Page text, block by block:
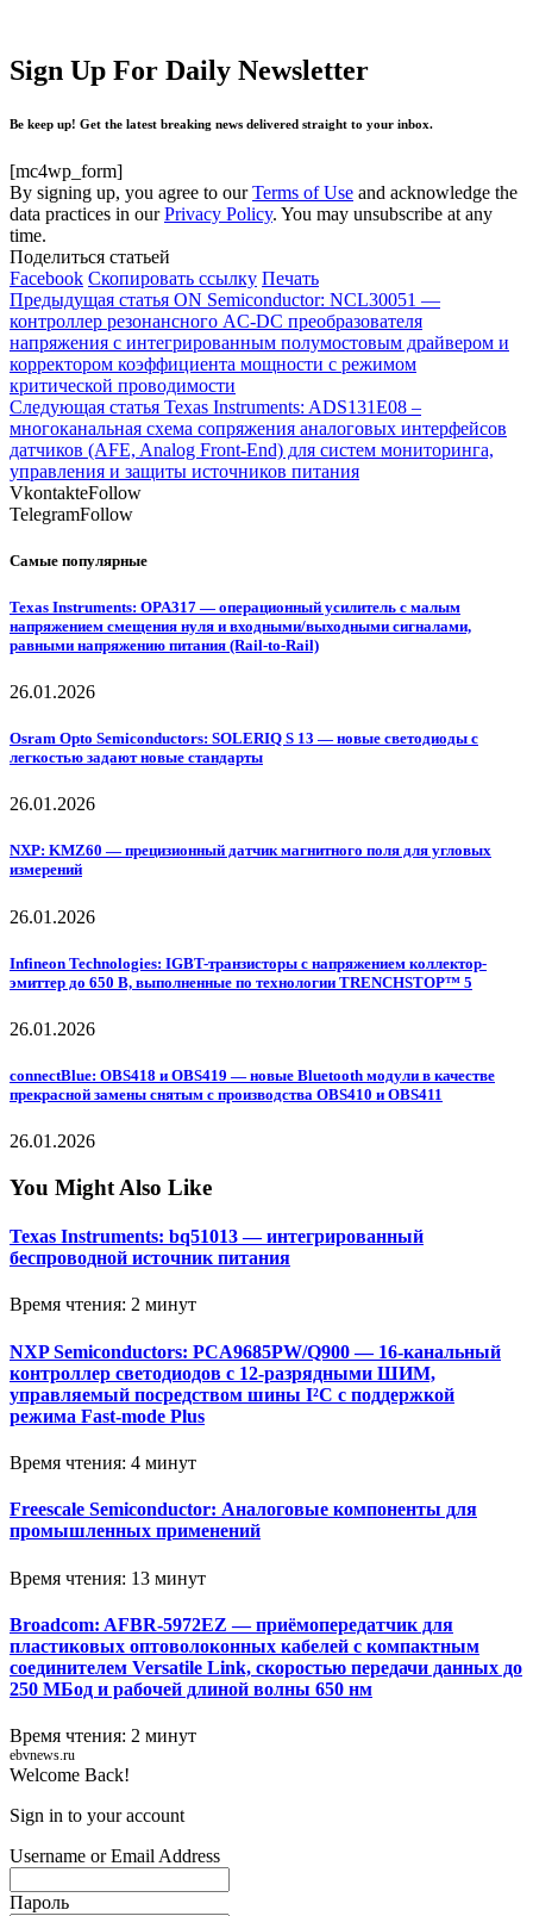
Sign Up For Daily Newsletter
Be keep up! Get the latest breaking news delivered straight to your inbox.
[mc4wp_form]
By signing up, you agree to ourTerms of Use and acknowledge the
data practices in ourPrivacy Policy. You may unsubscribe at any
time.
Поделиться статьей
Facebook Скопировать ссылку Печать
Предыдущая статья ON Semiconductor: NCL30051 —
контроллер резонансного AC-DC преобразователя
напряжения с интегрированным полумостовым драйвером и
корректором коэффициента мощности с режимом
критической проводимости
Следующая статья Texas Instruments: ADS131E08 –
многоканальная схема сопряжения аналоговых интерфейсов
датчиков (AFE, Analog Front-End) для систем мониторинга,
управления и защиты источников питания
VkontakteFollow
TelegramFollow
Самые популярные
Texas Instruments: OPA317 — операционный усилитель с малым
напряжением смещения нуля и входными/выходными сигналами,
равными напряжению питания (Rail-to-Rail)
26.01.2026
Osram Opto Semiconductors: SOLERIQ S 13 — новые светодиоды с
легкостью задают новые стандарты
26.01.2026
NXP: KMZ60 — прецизионный датчик магнитного поля для угловых
измерений
26.01.2026
Infineon Technologies: IGBT-транзисторы с напряжением коллектор-
эмиттер до 650 В, выполненные по технологии TRENCHSTOP™ 5
26.01.2026
connectBlue: OBS418 и OBS419 — новые Bluetooth модули в качестве
прекрасной замены снятым с производства OBS410 и OBS411
26.01.2026
You Might Also Like
Texas Instruments: bq51013 — интегрированный
беспроводной источник питания
Время чтения: 2 минут
NXP Semiconductors: PCA9685PW/Q900 — 16-канальный
контроллер светодиодов с 12-разрядными ШИМ,
управляемый посредством шины I²C с поддержкой
режима Fast-mode Plus
Время чтения: 4 минут
Freescale Semiconductor: Аналоговые компоненты для
промышленных применений
Время чтения: 13 минут
Broadcom: AFBR-5972EZ — приёмопередатчик для
пластиковых оптоволоконных кабелей с компактным
соединителем Versatile Link, скоростью передачи данных до
250 МБод и рабочей длиной волны 650 нм
Время чтения: 2 минут
ebvnews.ru
Welcome Back!
Sign in to your account
Username or Email Address
Пароль